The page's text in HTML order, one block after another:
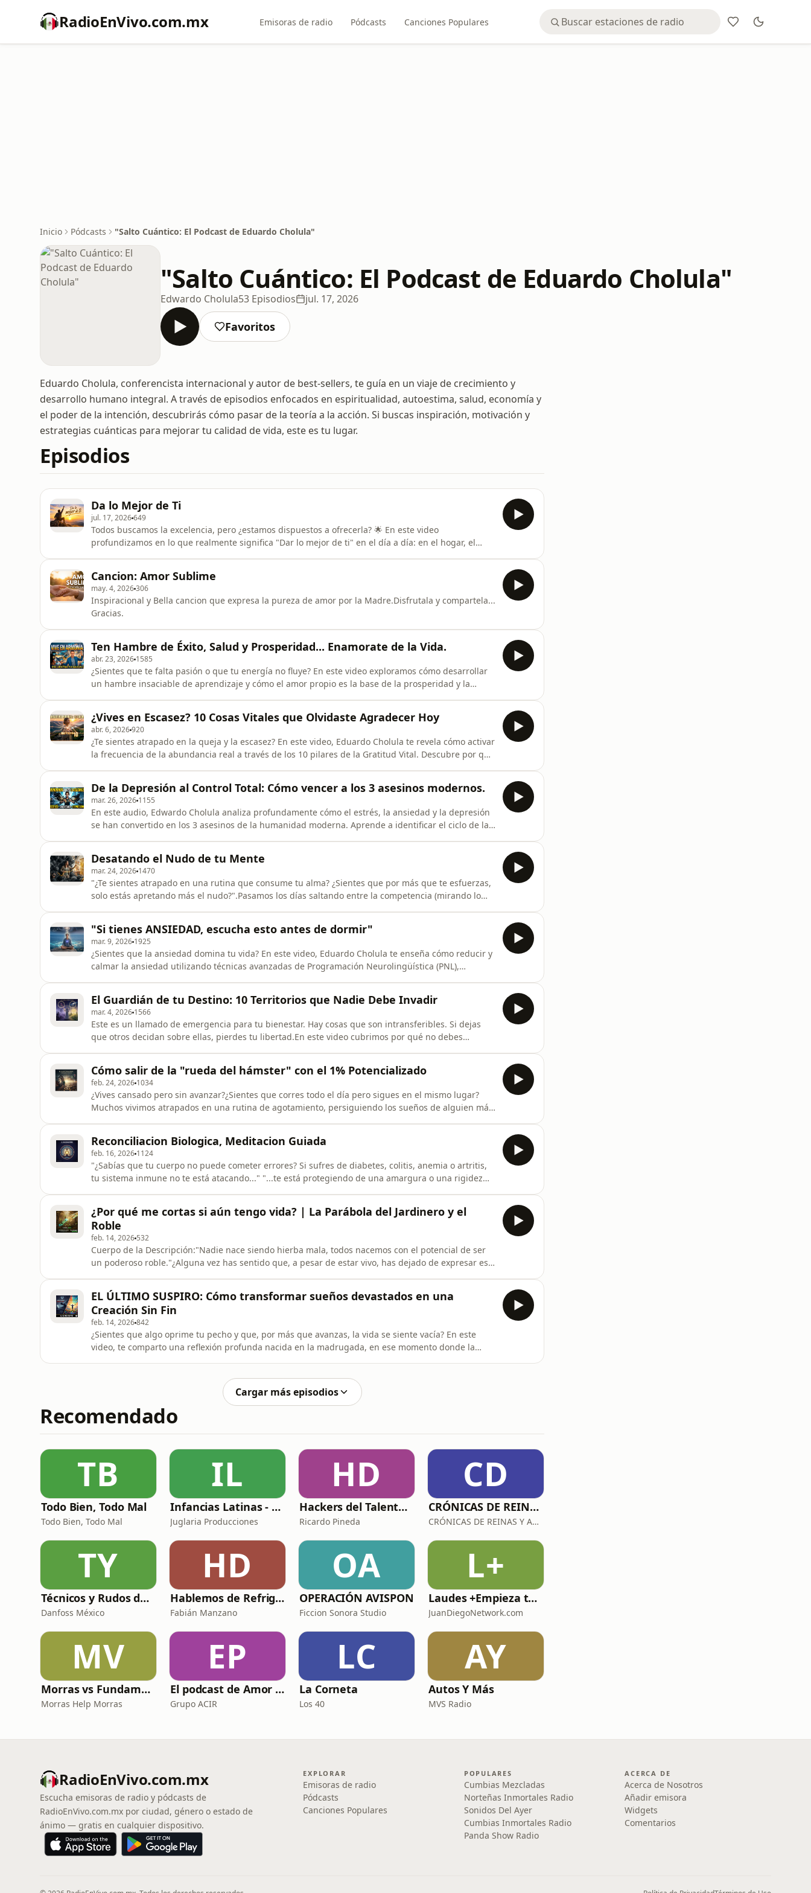
RadioEnVivo.com.mx Emisoras de radio Pódcasts Canciones Populares
Inicio Pódcasts "Salto Cuántico: El Podcast de Eduardo Cholula"
"Salto Cuántico: El Podcast de Eduardo Cholula"
Edwardo Cholula53 Episodios jul. 17, 2026
Favoritos
Eduardo Cholula, conferencista internacional y autor de best-sellers, te guía en un viaje de crecimiento y
desarrollo humano integral. A través de episodios enfocados en espiritualidad, autoestima, salud, economía y
el poder de la intención, descubrirás cómo pasar de la teoría a la acción. Si buscas inspiración, motivación y
estrategias cuánticas para mejorar tu calidad de vida, este es tu lugar.
Episodios
Da lo Mejor de Ti
jul. 17, 2026649
Todos buscamos la excelencia, pero ¿estamos dispuestos a ofrecerla? 🌟 En este video
profundizamos en lo que realmente significa "Dar lo mejor de ti" en el día a día: en el hogar, el
prosperidad. Menos quejas, más im
Cancion: Amor Sublime
may. 4, 2026306
Inspiracional y Bella cancion que expresa la pureza de amor por la Madre.Disfrutala y compartela...
Gracias.
Ten Hambre de Éxito, Salud y Prosperidad... Enamorate de la Vida.
abr. 23, 2026 1585
¿Sientes que te falta pasión o que tu energía no fluye? En este video exploramos cómo desarrollar
un hambre insaciable de aprendizaje y cómo el amor propio es la base de la prosperidad y la
Vivir" no es solo un deseo
¿Vives en Escasez? 10 Cosas Vitales que Olvidaste Agradecer Hoy
abr. 6, 2026920
¿Te sientes atrapado en la queja y la escasez? En este video, Eduardo Cholula te revela cómo activar
la frecuencia de la abundancia real a través de los 10 pilares de la Gratitud Vital. Descubre por qué
¿alguna ve
De la Depresión al Control Total: Cómo vencer a los 3 asesinos modernos.
mar. 26, 2026 1155
En este audio, Edwardo Cholula analiza profundamente cómo el estrés, la ansiedad y la depresión
se han convertido en los 3 asesinos de la humanidad moderna. Aprende a identificar el ciclo de la
https://www.amazon.com/dp/B0F1V2
Desatando el Nudo de tu Mente
mar. 24, 2026 1470
"¿Te sientes atrapado en una rutina que consume tu alma? ¿Sientes que por más que te esfuerzas,
solo estás apretando más el nudo?".Pasamos los días saltando entre la competencia (mirando lo
aleja de nuestro p
"Si tienes ANSIEDAD, escucha esto antes de dormir"
mar. 9, 2026 1925
¿Sientes que la ansiedad domina tu vida? En este video, Eduardo Cholula te enseña cómo reducir y
calmar la ansiedad utilizando técnicas avanzadas de Programación Neurolingüística (PNL),
Aprenderás:Cóm
El Guardián de tu Destino: 10 Territorios que Nadie Debe Invadir
mar. 4, 2026 1566
Este es un llamado de emergencia para tu bienestar. Hay cosas que son intransferibles. Si dejas
que otros decidan sobre ellas, pierdes tu libertad.En este video cubrimos por qué no debes
cuéntame en los comentarios: ¿Cuál de estos pu
Cómo salir de la "rueda del hámster" con el 1% Potencializado
feb. 24, 2026 1034
¿Vives cansado pero sin avanzar?¿Sientes que corres todo el día pero sigues en el mismo lugar?
Muchos vivimos atrapados en una rutina de agotamiento, persiguiendo los sueños de alguien más
es esforzarse más
Reconciliacion Biologica, Meditacion Guiada
feb. 16, 2026 1124
"¿Sabías que tu cuerpo no puede cometer errores? Si sufres de diabetes, colitis, anemia o artritis,
tu sistema inmune no te está atacando..." "...te está protegiendo de una amargura o una rigidez
enseñado a luchar
¿Por qué me cortas si aún tengo vida? | La Parábola del Jardinero y el
Roble
feb. 14, 2026 532
Cuerpo de la Descripción:"Nadie nace siendo hierba mala, todos nacemos con el potencial de ser
un poderoso roble."¿Alguna vez has sentido que, a pesar de estar vivo, has dejado de expresar esa
juzga por nuestra existencia, sino por nuestra productividad y belleza.Acompaña a Eduardo
Cholula en esta poder
EL ÚLTIMO SUSPIRO: Cómo transformar sueños devastados en una
Creación Sin Fin
feb. 14, 2026842
¿Sientes que algo oprime tu pecho y que, por más que avanzas, la vida se siente vacía? En este
video, te comparto una reflexión profunda nacida en la madrugada, en ese momento donde la
Cargar más episodios
Recomendado
TB
Todo Bien, Todo Mal
Todo Bien, Todo Mal
IL
Infancias Latinas - Arriba Chamacos
Juglaria Producciones
HD
Hackers del Talento con Ricardo Pineda
Ricardo Pineda
CD
CRÓNICAS DE REINAS Y ASESINAS
CRÓNICAS DE REINAS Y ASESINAS
TY
Técnicos y Rudos de la Refrigeración
Danfoss México
HD
Hablemos de Refrigeración con Quimobásicos
Fabián Manzano
OA
OPERACIÓN AVISPON
Ficcion Sonora Studio
L+
Laudes +Empieza tu día en oración junto con toda la Iglesia+
JuanDiegoNetwork.com
MV
Morras vs Fundamentalismos
Morras Help Morras
EP
El podcast de Amor FM
Grupo ACIR
LC
La Corneta
Los 40
AY
Autos Y Más
MVS Radio
RadioEnVivo.com.mx
Escucha emisoras de radio y pódcasts de
RadioEnVivo.com.mx por ciudad, género o estado de
ánimo — gratis en cualquier dispositivo.
EXPLORAR
Emisoras de radio
Pódcasts
Canciones Populares
POPULARES
Cumbias Mezcladas
Norteñas Inmortales Radio
Sonidos Del Ayer
Cumbias Inmortales Radio
Panda Show Radio
ACERCA DE
Acerca de Nosotros
Añadir emisora
Widgets
Comentarios